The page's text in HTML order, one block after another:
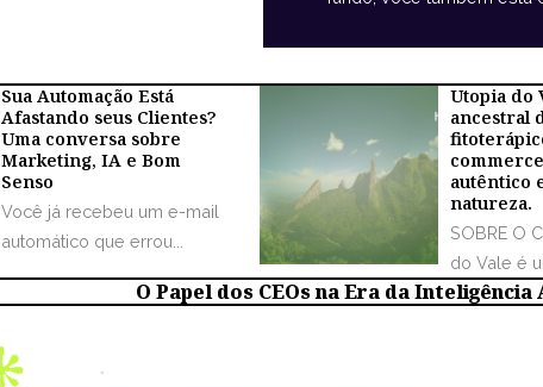
Sua Automação Está
Afastando seus Clientes?
Uma conversa sobre
Marketing, IA e Bom
Senso
Você já recebeu um e-mail
automático que errou...
Utopia do
ancestral
autêntico
natureza.
SOBRE O
do Vale é
O Papel dos CEOs na Era da